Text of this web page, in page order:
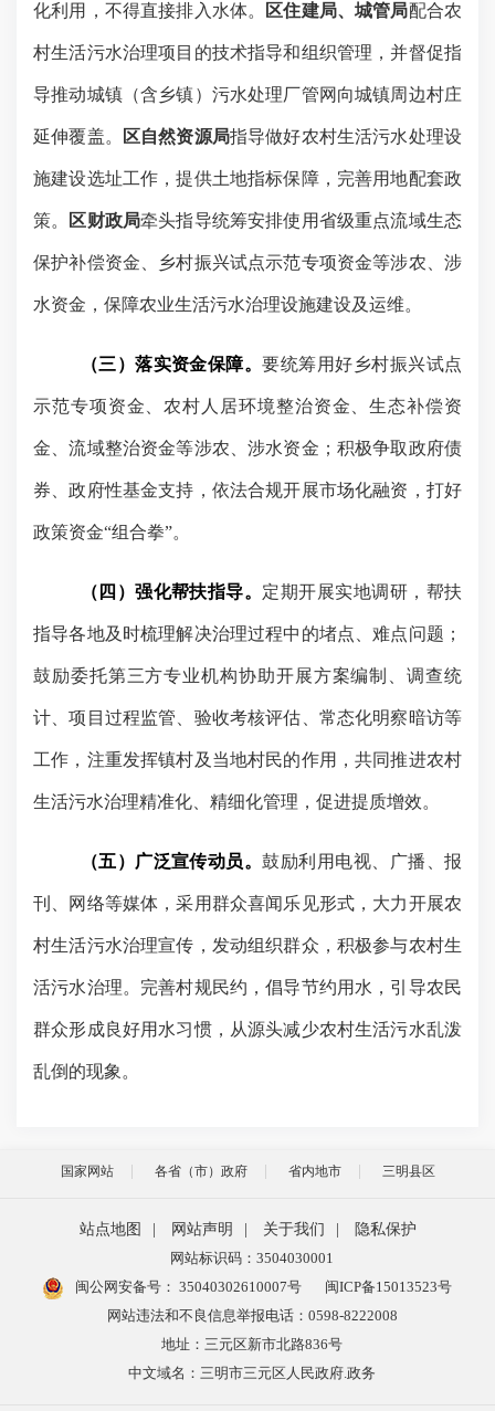
化利用，不得直接排入水体。 区住建局、城管局配合农
村生活污水治理项目的技术指导和组织管理，并督促指
导推动城镇（含乡镇）污水处理厂管网向城镇周边村庄
延伸覆盖。 区自然资源局指导做好农村生活污水处理设
施建设选址工作，提供土地指标保障，完善用地配套政
策。 区财政局牵头指导统筹安排使用省级重点流域生态
保护补偿资金、乡村振兴试点示范专项资金等涉农、涉
水资金，保障农业生活污水治理设施建设及运维。
（三）落实资金保障。要统筹用好乡村振兴试点
示范专项资金、农村人居环境整治资金、生态补偿资
金、流域整治资金等涉农、涉水资金；积极争取政府债
券、政府性基金支持，依法合规开展市场化融资，打好
政策资金“组合拳”。
（四）强化帮扶指导。 定期开展实地调研，帮扶
指导各地及时梳理解决治理过程中的堵点、难点问题；
鼓励委托第三方专业机构协助开展方案编制、调查统
计、项目过程监管、验收考核评估、常态化明察暗访等
工作，注重发挥镇村及当地村民的作用，共同推进农村
生活污水治理精准化、精细化管理，促进提质增效。
（五）广泛宣传动员。鼓励利用电视、广播、报
刊、网络等媒体，采用群众喜闻乐见形式，大力开展农
村生活污水治理宣传，发动组织群众，积极参与农村生
活污水治理。完善村规民约，倡导节约用水，引导农民
群众形成良好用水习惯，从源头减少农村生活污水乱泼
乱倒的现象。
国家网站 各省（市）政府 省内地市 三明县区
站点地图 网站声明 关于我们
隐私保护
网站标识码：3504030001
闽公网安备号： 35040302610007号
闽ICP备15013523号
网站违法和不良信息举报电话：0598-8222008
地址：三元区新市北路836号
中文域名：三明市三元区人民政府.政务